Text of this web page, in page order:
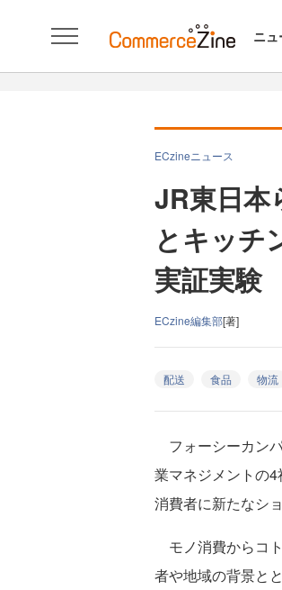
ニュ
ECzineニュース
JR東日本
とキッチ
実証実験
ECzine編集部[著]
配送 食品 物流
フォーシーカン
業マネジメントの
消費者に新たなシ
モノ消費からコ
者や地域の背景と